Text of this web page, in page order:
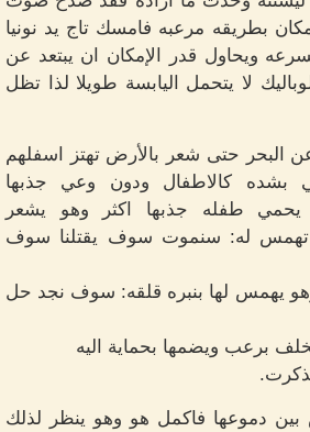
بطريقه مرعبه فامسك تاج يد نونيا
ويحاول قدر الإمكان ان يبتعد عن
لا يتحمل اليابسة طويلا لذا تظل
البحر حتى شعر بالأرض تهتز اسفلهم
بشده كالاطفال ودون وعي جذبها
يحمي طفله جذبها اكثر وهو يشعر
تهمس له: سنموت سوف يقتلنا سوف
يهمس لها بنبره قلقه: سوف نجد حل
برعب ويضمها بحماية اليه
دموعها فاكمل هو وهو ينظر لذلك